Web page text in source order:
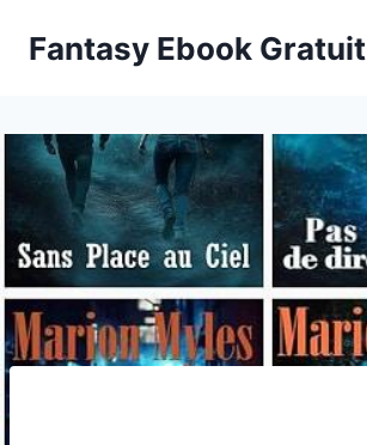
Fantasy Ebook Gratuit